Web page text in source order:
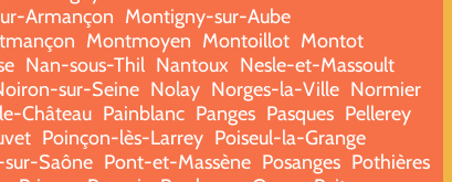
Armançon Montigny-sur-Aube
Montmoyen Montoillot Montot
Nan-sous-Thil Nantoux Nesle-et-Massoult
sur-Seine Nolay Norges-la-Ville Normier
Château Painblanc Panges Pasques Pellerey
Poinçon-lès-Larrey Poiseul-la-Grange
Saône Pont-et-Massène Posanges Pothières